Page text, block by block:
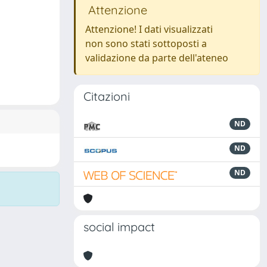
Attenzione
Attenzione! I dati visualizzati
non sono stati sottoposti a
validazione da parte dell'ateneo
Citazioni
ND
ND
ND
social impact